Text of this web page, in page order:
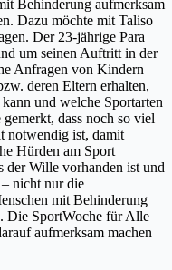
Behinderung aufmerksam
Dazu möchte mit Taliso
Der 23-jährige Para
um seinen Auftritt in der
Anfragen von Kindern
deren Eltern erhalten,
und welche Sportarten
dass noch so viel
notwendig ist, damit
Hürden am Sport
der Wille vorhanden ist und
nicht nur die
mit Behinderung
Die SportWoche für Alle
aufmerksam machen